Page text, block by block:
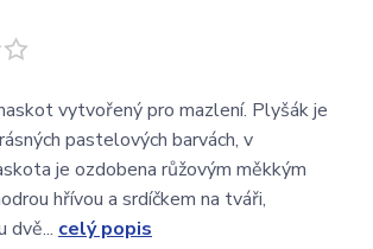
vytvořený pro mazlení. Plyšák je
pastelových barvách, v
je ozdobena růžovým měkkým
hřívou a srdíčkem na tváři,
dvě... celý popis